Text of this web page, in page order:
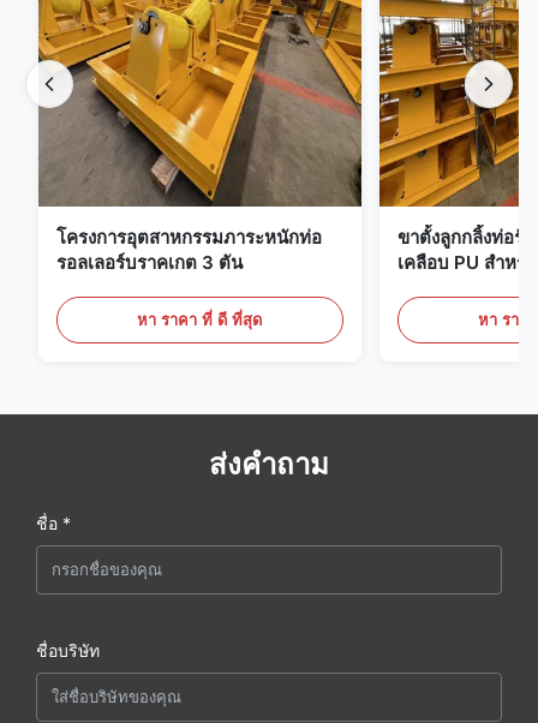
โครงการอุตสาหกรรมภาระหนักท่อ
รอลเลอร์บราคเกต 3 ตัน
หา ราคา ที่ ดี ที่สุด
ขาตั้งลูกกลิ้งท่อรั
เคลือบ PU สำหรั
หา ราค
ส่งคำถาม
ชื่อ *
ชื่อบริษัท